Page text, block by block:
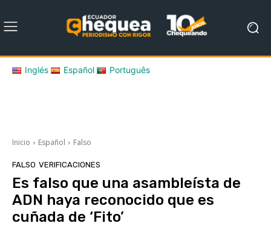
Inglés Español Português
Inicio Español Falso
FALSO VERIFICACIONES
Es falso que una asambleísta de
ADN haya reconocido que es
cuñada de ‘Fito’